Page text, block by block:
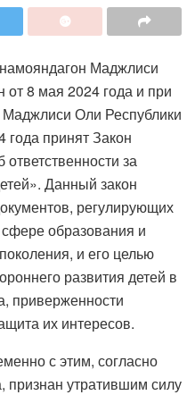
Маджлиси
от 8 мая 2024 года и при
Оли Республики
года принят Закон
за
Данный закон
регулирующих
образования и
и его целью
развития детей в
приверженности
их интересов.
с этим, согласно
признан утратившим силу